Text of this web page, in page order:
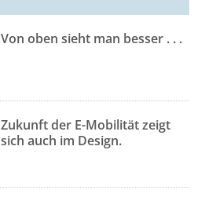
Von oben sieht man besser . . .
Zukunft der E-Mobilität zeigt
sich auch im Design.